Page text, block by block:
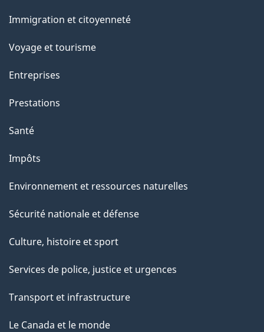
sujets
Immigration et citoyenneté
Voyage et tourisme
Entreprises
Prestations
Santé
Impôts
Environnement et ressources naturelles
Sécurité nationale et défense
Culture, histoire et sport
Services de police, justice et urgences
Transport et infrastructure
Le Canada et le monde